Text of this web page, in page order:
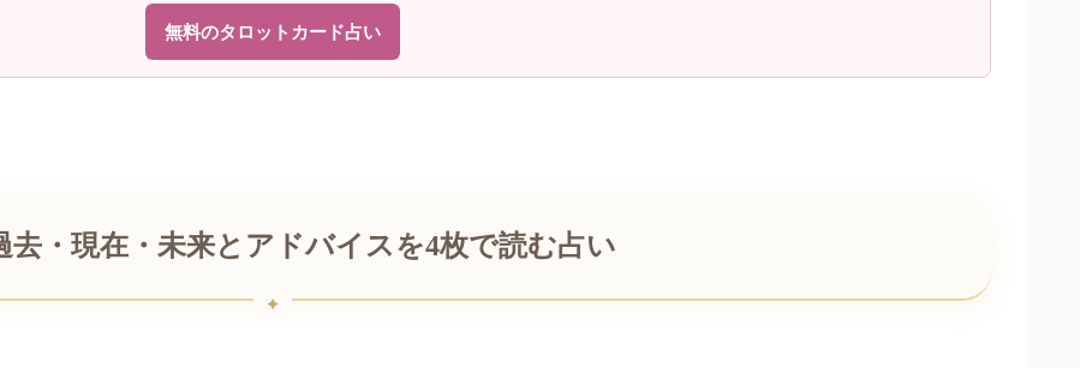
無料のタロットカード占い
・現在・未来とアドバイスを4枚で読む占い